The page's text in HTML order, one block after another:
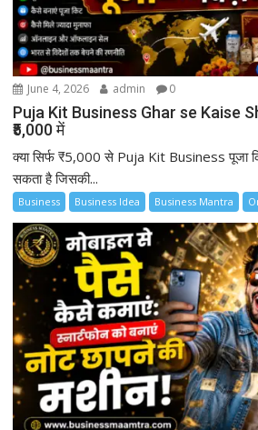
June 4, 2026 admin 0
Puja Kit Business Ghar se Kaise
₹5,000 में
क्या सिर्फ ₹5,000 से Puja Kit Business पूजा
सकता है जिसकी...
Business Business Idea Business Mantra